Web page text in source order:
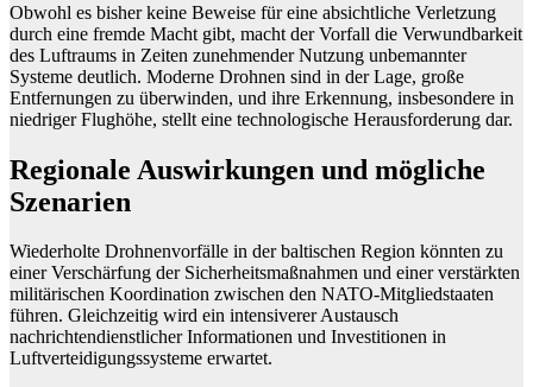
Obwohl es bisher keine Beweise für eine absichtliche Verletzung
durch eine fremde Macht gibt, macht der Vorfall die Verwundbarkeit
des Luftraums in Zeiten zunehmender Nutzung unbemannter
Systeme deutlich. Moderne Drohnen sind in der Lage, große
Entfernungen zu überwinden, und ihre Erkennung, insbesondere in
niedriger Flughöhe, stellt eine technologische Herausforderung dar.
Regionale Auswirkungen und mögliche
Szenarien
Wiederholte Drohnenvorfälle in der baltischen Region könnten zu
einer Verschärfung der Sicherheitsmaßnahmen und einer verstärkten
militärischen Koordination zwischen den NATO-Mitgliedstaaten
führen. Gleichzeitig wird ein intensiverer Austausch
nachrichtendienstlicher Informationen und Investitionen in
Luftverteidigungssysteme erwartet.